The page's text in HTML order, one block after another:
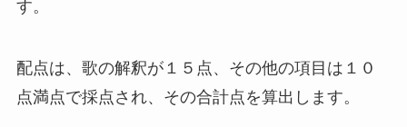
す。
配点は、歌の解釈が１５点、その他の項目は１０
点満点で採点され、その合計点を算出します。